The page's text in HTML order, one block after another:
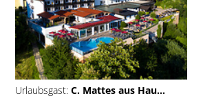
Urlaubsgast: C. Mattes aus Hau...